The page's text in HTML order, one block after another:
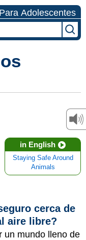
Para Adolescentes
in English
Staying Safe Around
Animals
cerca de
aire libre?
un mundo lleno de